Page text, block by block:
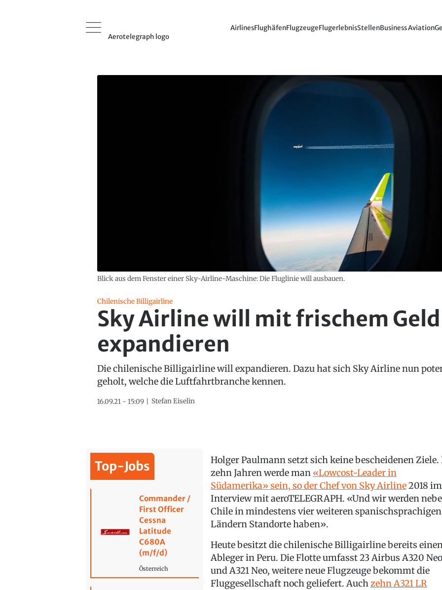
Aerotelegraph logo
AirlinesFlughäfenFlugzeugeFlugerlebnisStellenBusiness Aviation
Blick aus dem Fenster einer Sky-Airline-Maschine: Die Fluglinie will ausbauen.
Chilenische Billigairline
Sky Airline will mit frischem Geld
expandieren
Die chilenische Billigairline will expandieren. Dazu hat sich Sky Airline nun
geholt, welche die Luftfahrtbranche kennen.
16.09.21 - 15:09 Stefan Eiselin
Top-Jobs
Commander /
First Officer
Cessna
Latitude
C680A
(m/f/d)
Österreich
Holger Paulmann setzt sich keine bescheidenen Ziele.
zehn Jahren werde man «Lowcost-Leader in
Südamerika» sein, so der Chef von Sky Airline2018 im
Interview mit aeroTELEGRAPH. «Und wir werden
Chile in mindestens vier weiteren spanischsprachigen
Ländern Standorte haben».
Heute besitzt die chilenische Billigairline bereits
Ableger in Peru. Die Flotte umfasst 23 Airbus A320 Neo
und A321 Neo, weitere neue Flugzeuge bekommt die
Fluggesellschaft noch geliefert. Auchzehn A321 LR